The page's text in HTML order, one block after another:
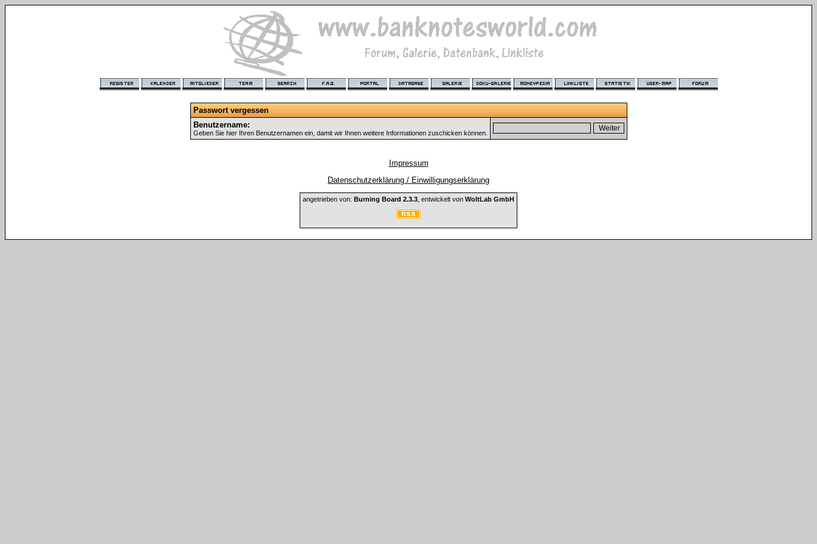
Passwort vergessen
Benutzername:
Geben Sie hier Ihren Benutzernamen ein, damit wir Ihnen weitere Informationen zuschicken können.
Impressum
Datenschutzerklärung / Einwilligungserklärung
angetrieben von: Burning Board 2.3.3 , entwickelt von WoltLab GmbH